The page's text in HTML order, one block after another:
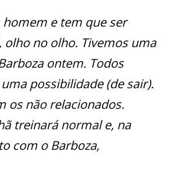
homem e tem que ser
no olho. Tivemos uma
ontem. Todos
possibilidade (de sair).
os não relacionados.
treinará normal e, na
com o Barboza,